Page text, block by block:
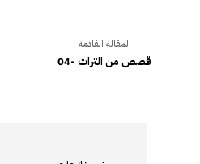
المقالة القادمة
قصص من التراث -04